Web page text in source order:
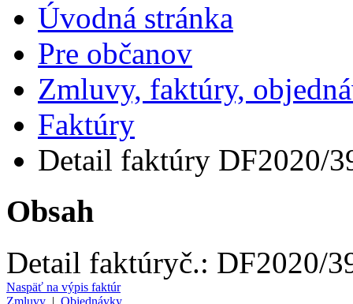
Úvodná stránka
Pre občanov
Zmluvy, faktúry,
Faktúry
Detail faktúry DF2020/
Obsah
Detail faktúryč.: DF2020/
Naspäť na výpis faktúr
Zmluvy | Objednávky